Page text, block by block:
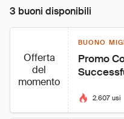
3 buoni disponibili
Offerta
del
momento
BUONO
Promo
2.607 usi